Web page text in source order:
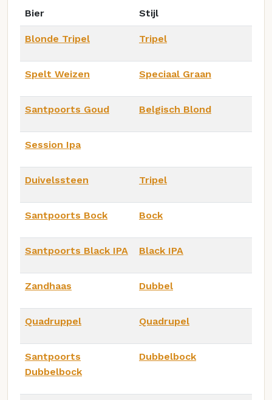
Bier Stijl
Blonde Tripel Tripel
Spelt Weizen Speciaal Graan
Santpoorts Goud Belgisch Blond
Session Ipa
Duivelssteen Tripel
Santpoorts Bock Bock
Santpoorts Black IPA Black IPA
Zandhaas Dubbel
Quadruppel Quadrupel
Santpoorts
Dubbelbock
Dubbelbock